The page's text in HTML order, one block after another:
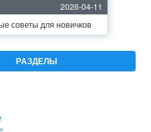
2026-04-11
советы для новичков
РАЗДЕЛЫ